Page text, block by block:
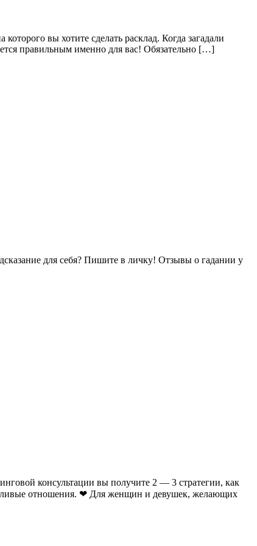
вы хотите сделать расклад. Когда загадали
правильным именно для вас! Обязательно […]
для себя? Пишите в личку! Отзывы о гадании у
консультации вы получите 2 — 3 стратегии, как
отношения. ❤ Для женщин и девушек, желающих